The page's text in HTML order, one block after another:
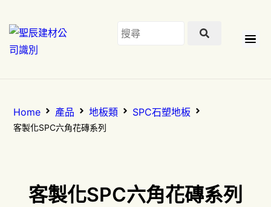
Home 產品 地板類 SPC石塑地板
客製化SPC六角花磚系列
客製化SPC六角花磚系列